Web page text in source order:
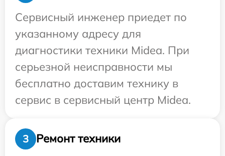
Сервисный инженер приедет по
указанному адресу для
диагностики техники Midea. При
серьезной неисправности мы
бесплатно доставим технику в
сервис в сервисный центр Midea.
3 Ремонт техники